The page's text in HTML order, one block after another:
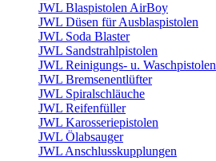
JWL Blaspistolen AirBoy
JWL Düsen für Ausblaspistolen
JWL Soda Blaster
JWL Sandstrahlpistolen
JWL Reinigungs- u. Waschpistolen
JWL Bremsenentlüfter
JWL Spiralschläuche
JWL Reifenfüller
JWL Karosseriepistolen
JWL Ölabsauger
JWL Anschlusskupplungen